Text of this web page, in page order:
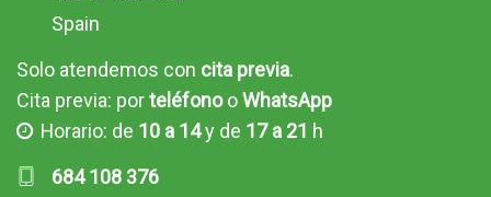
Spain
Solo atendemos con cita previa.
Cita previa: porteléfonooWhatsApp
Horario: de 10 a 14y de 17 a 21 h
684 108 376